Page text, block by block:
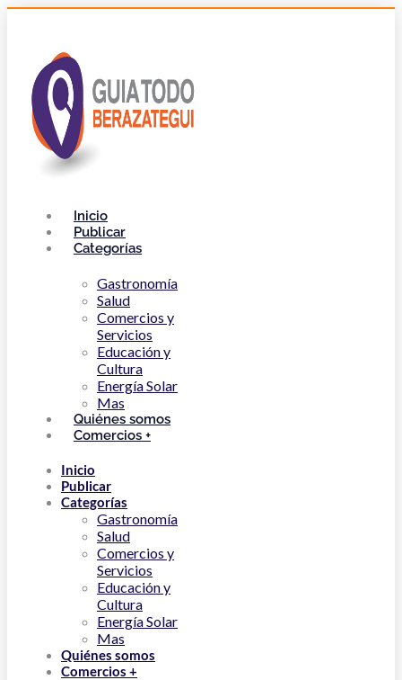
Inicio
Publicar
Categorías
Gastronomía
Salud
Comercios y
Servicios
Educación y
Cultura
Energía Solar
Mas
Quiénes somos
Comercios +
Inicio
Publicar
Categorías
Gastronomía
Salud
Comercios y
Servicios
Educación y
Cultura
Energía Solar
Mas
Quiénes somos
Comercios +